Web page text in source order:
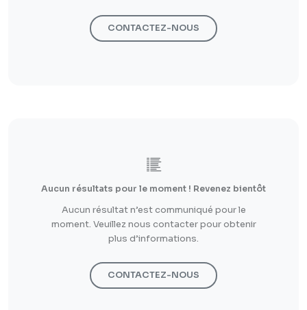
CONTACTEZ-NOUS
Aucun résultats pour le moment ! Revenez bientôt
Aucun résultat n’est communiqué pour le
moment. Veuillez nous contacter pour obtenir
plus d’informations.
CONTACTEZ-NOUS